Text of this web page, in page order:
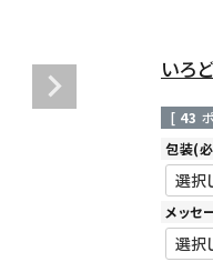
いろ
[ 43
包装(
メッセ